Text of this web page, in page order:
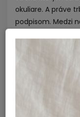
okuliare. A práve
podpisom. Medzi
dizajnom,
hravými detailmi.
Luciole et Petit
sponka je